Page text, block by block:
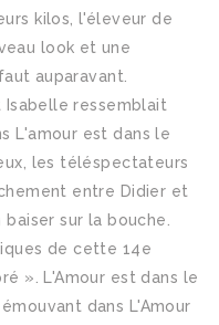
kilos, l'éleveur de
look et une
auparavant.
Isabelle ressemblait
L'amour est dans le
les téléspectateurs
entre Didier et
baiser sur la bouche.
de cette 14e
». L'Amour est dans le
dans L'Amour